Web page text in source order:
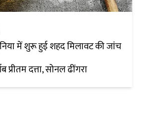
में शुरू हुई शहद मिलावट की जांच
प्रीतम दत्ता, सोनल ढींगरा